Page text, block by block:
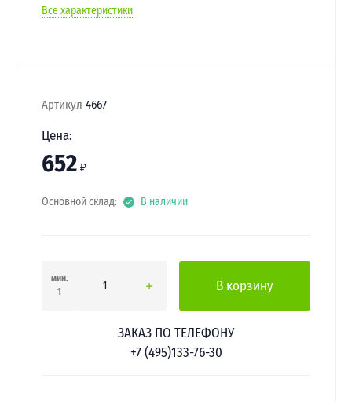
Все характеристики
Артикул 4667
Цена:
652 ₽
Основной склад: В наличии
мин.
1
В корзину
ЗАКАЗ ПО ТЕЛЕФОНУ
+7 (495)133-76-30